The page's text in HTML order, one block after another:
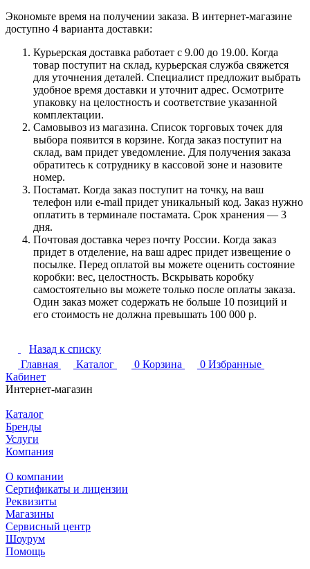
Экономьте время на получении заказа. В интернет-магазине
доступно 4 варианта доставки:
Курьерская доставка работает с 9.00 до 19.00. Когда
товар поступит на склад, курьерская служба свяжется
для уточнения деталей. Специалист предложит выбрать
удобное время доставки и уточнит адрес. Осмотрите
упаковку на целостность и соответствие указанной
комплектации.
Самовывоз из магазина. Список торговых точек для
выбора появится в корзине. Когда заказ поступит на
склад, вам придет уведомление. Для получения заказа
обратитесь к сотруднику в кассовой зоне и назовите
номер.
Постамат. Когда заказ поступит на точку, на ваш
телефон или e-mail придет уникальный код. Заказ нужно
оплатить в терминале постамата. Срок хранения — 3
дня.
Почтовая доставка через почту России. Когда заказ
придет в отделение, на ваш адрес придет извещение о
посылке. Перед оплатой вы можете оценить состояние
коробки: вес, целостность. Вскрывать коробку
самостоятельно вы можете только после оплаты заказа.
Один заказ может содержать не больше 10 позиций и
его стоимость не должна превышать 100 000 р.
Назад к списку
Главная
Каталог 0 Корзина 0 Избранные
Кабинет
Интернет-магазин
Каталог
Бренды
Услуги
Компания
О компании
Сертификаты и лицензии
Реквизиты
Магазины
Сервисный центр
Шоурум
Помощь